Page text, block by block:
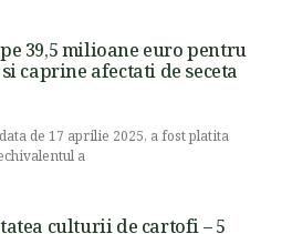
39,5 milioane euro pentru
caprine afectati de seceta
de 17 aprilie 2025, a fost platita
a
culturii de cartofi – 5